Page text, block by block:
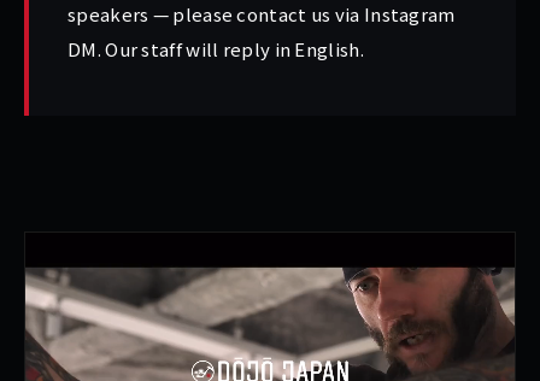
speakers — please contact us via Instagram
DM. Our staff will reply in English.